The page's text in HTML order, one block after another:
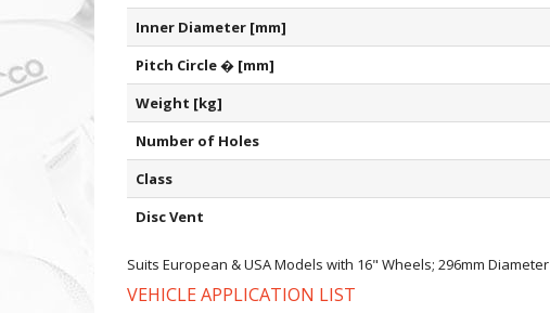
Inner Diameter [mm]
Pitch Circle � [mm]
Weight [kg]
Number of Holes
Class
Disc Vent
Suits European & USA Models with 16" Wheels; 296mm Diameter
VEHICLE APPLICATION LIST